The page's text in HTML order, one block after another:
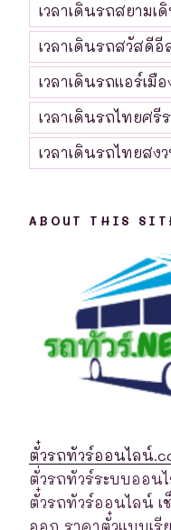
เวลาเดินรถสยามเ
เวลาเดินรถสวัสดีอี
เวลาเดินรถแอร์เมือ
เวลาเดินรถไทยศรี
เวลาเดินรถไทยสง
ABOUT THIS
ตั๋วรถทัวร์ออนไลน์
ตั่วรถทัวร์ระบบออน
ตั๋วรถทัวร์ออนไลน์ เ
ออก ราคาตั๋วแบบเรี